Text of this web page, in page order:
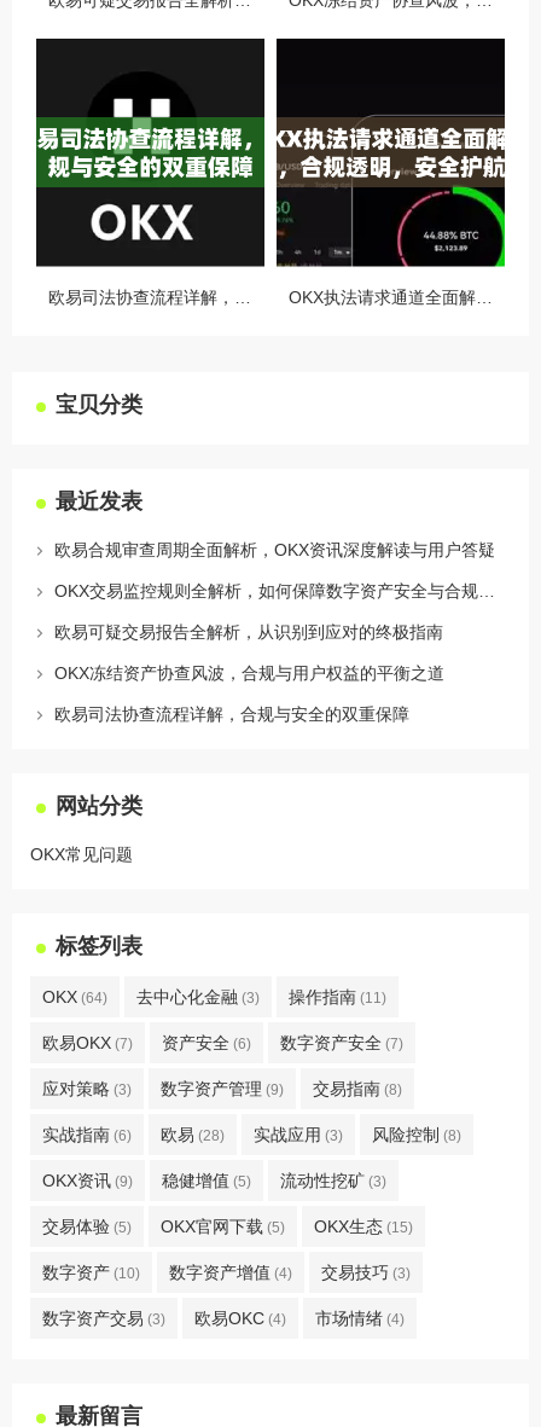
宝贝分类
最近发表
欧易合规审查周期全面解析，OKX资讯深度解读与用户答疑
欧易可疑交易报告全解析，从识别到应对的终极指南
OKX冻结资产协查风波，合规与用户权益的平衡之道
欧易司法协查流程详解，合规与安全的双重保障
网站分类
OKX常见问题
标签列表
OKX (64) 去中心化金融 (3) 操作指南 (11)
欧易OKX (7) 资产安全 (6) 数字资产安全 (7)
应对策略 (3) 数字资产管理 (9) 交易指南 (8)
实战指南 (6) 欧易 (28) 实战应用 (3) 风险控制 (8)
OKX资讯 (9) 稳健增值 (5) 流动性挖矿 (3)
交易体验 (5) OKX官网下载 (5) OKX生态 (15)
数字资产 (10) 数字资产增值 (4) 交易技巧 (3)
数字资产交易 (3) 欧易OKC (4) 市场情绪 (4)
最新留言